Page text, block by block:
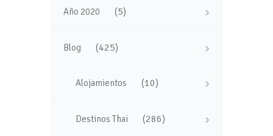
Año 2020 (5)
Blog (425)
Alojamientos (10)
Destinos Thai (286)